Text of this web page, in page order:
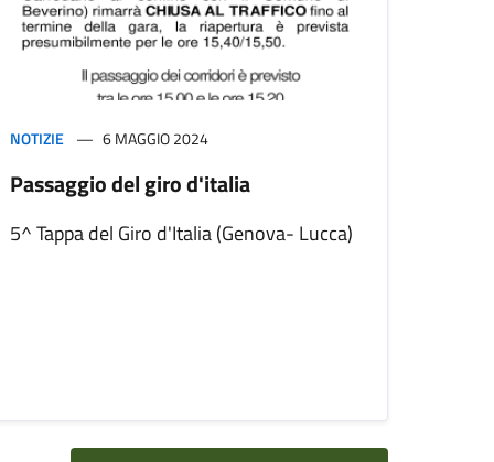
NOTIZIE 6 MAGGIO 2024
Passaggio del giro d'italia
5^ Tappa del Giro d'Italia (Genova- Lucca)